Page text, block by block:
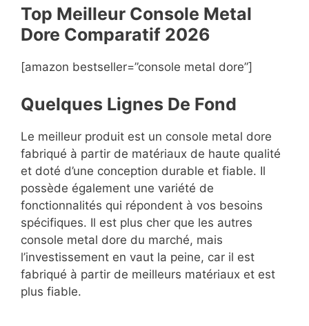
Top Meilleur Console Metal
Dore Comparatif 2026
[amazon bestseller=”console metal dore”]
Quelques Lignes De Fond
Le meilleur produit est un console metal dore
fabriqué à partir de matériaux de haute qualité
et doté d’une conception durable et fiable. Il
possède également une variété de
fonctionnalités qui répondent à vos besoins
spécifiques. Il est plus cher que les autres
console metal dore du marché, mais
l’investissement en vaut la peine, car il est
fabriqué à partir de meilleurs matériaux et est
plus fiable.